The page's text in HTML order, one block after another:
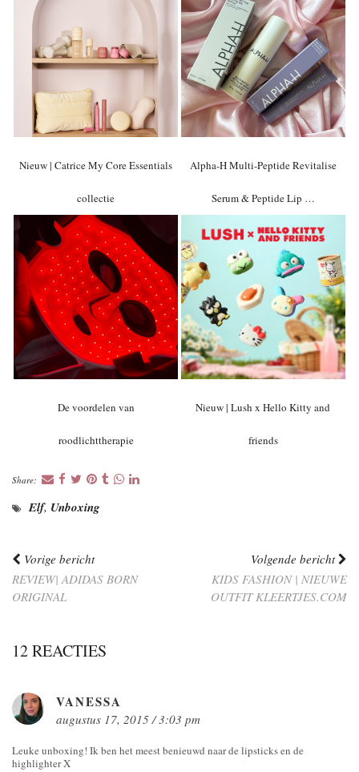
Nieuw | Catrice My Core Essentials
collectie
Alpha-H Multi-Peptide Revitalise
Serum & Peptide Lip …
De voordelen van
roodlichttherapie
Nieuw | Lush x Hello Kitty and
friends
Share:
Elf, Unboxing
Vorige bericht
REVIEW| ADIDAS BORN
ORIGINAL
Volgende bericht
KIDS FASHION | NIEUWE
OUTFIT KLEERTJES.COM
12 REACTIES
VANESSA
augustus 17, 2015 / 3:03 pm
Leuke unboxing! Ik ben het meest benieuwd naar de lipsticks en de
highlighter X